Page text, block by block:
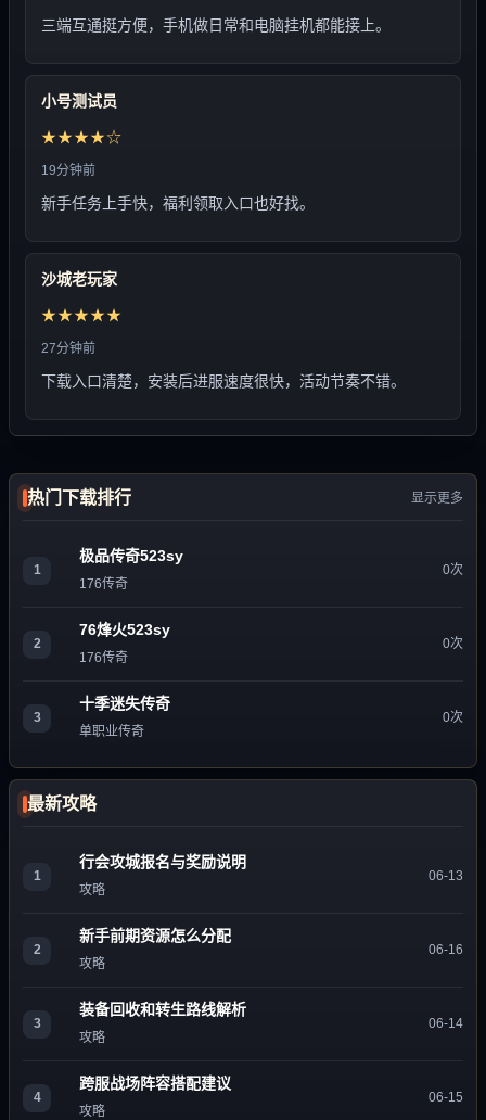
三端互通挺方便，手机做日常和电脑挂机都能接上。
小号测试员
★★★★☆
19分钟前
新手任务上手快，福利领取入口也好找。
沙城老玩家
★★★★★
27分钟前
下载入口清楚，安装后进服速度很快，活动节奏不错。
热门下载排行 显示更多
1
极品传奇523sy
176传奇
0次
2
76烽火523sy
176传奇
0次
3
十季迷失传奇
单职业传奇
0次
最新攻略
1
行会攻城报名与奖励说明
攻略
06-13
2
新手前期资源怎么分配
攻略
06-16
3
装备回收和转生路线解析
攻略
06-14
4
跨服战场阵容搭配建议
攻略
06-15